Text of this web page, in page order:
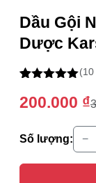
Thông tin
Dầu Gội
Dược
dựa trên
đánh giá
200.000 ₫
Số lượng: −